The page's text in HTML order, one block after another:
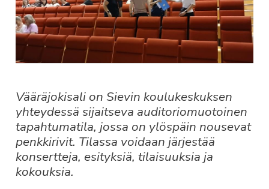
Vääräjokisali on Sievin koulukeskuksen
yhteydessä sijaitseva auditoriomuotoinen
tapahtumatila, jossa on ylöspäin nousevat
penkkirivit. Tilassa voidaan järjestää
konsertteja, esityksiä, tilaisuuksia ja
kokouksia.